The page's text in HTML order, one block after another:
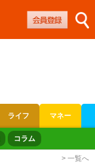
ライフ マネー
コラム
> 一覧へ